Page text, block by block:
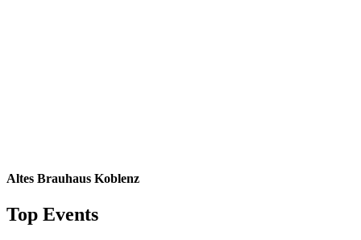
Altes Brauhaus Koblenz
Top Events